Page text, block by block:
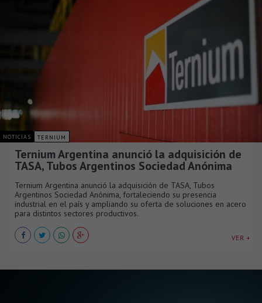
NOTICIAS TERNIUM
Ternium Argentina anunció la adquisición de
TASA, Tubos Argentinos Sociedad Anónima
Ternium Argentina anunció la adquisición de TASA, Tubos
Argentinos Sociedad Anónima, fortaleciendo su presencia
industrial en el país y ampliando su oferta de soluciones en acero
para distintos sectores productivos.
VER +